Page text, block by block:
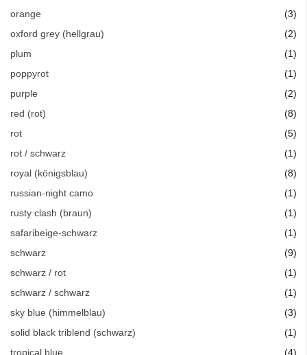
orange
3
oxford grey (hellgrau)
2
plum
1
poppyrot
1
purple
2
red (rot)
8
rot
5
rot / schwarz
1
royal (königsblau)
8
russian-night camo
1
rusty clash (braun)
1
safaribeige-schwarz
1
schwarz
9
schwarz / rot
1
schwarz / schwarz
1
sky blue (himmelblau)
3
solid black triblend (schwarz)
1
tropical blue
4